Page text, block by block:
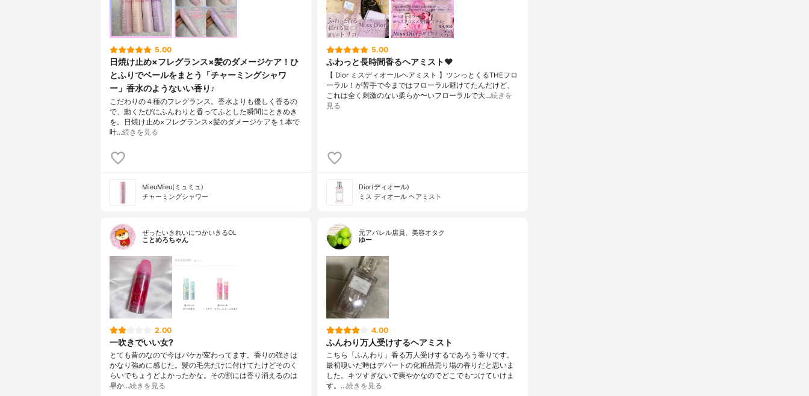
5.00
日焼け止め×フレグランス×髪のダメージケア！ひ
とふりでベールをまとう「チャーミングシャワ
ー」香水のようないい香り♪
こだわりの４種のフレグランス。香水よりも優しく香るの
で、動くたびにふんわりと香ってふとした瞬間にときめき
を。日焼け止め×フレグランス×髪のダメージケアを１本で
叶…続きを見る
MieuMieu(ミュミュ)
チャーミングシャワー
5.00
ふわっと長時間香るヘアミスト❤︎
【 Dior ミスディオールヘアミスト 】ツンっとくるTHEフロ
ーラル！が苦手で今まではフローラル避けてたんだけど、
これは全く刺激のない柔らか〜いフローラルで大…続きを
見る
Dior(ディオール)
ミス ディオール ヘアミスト
ぜったいきれいにつかいきるOL
ことめろちゃん
2.00
一吹きでいい女?
とても昔のなので今はパケが変わってます。香りの強さは
かなり強めに感じた。髪の毛先だけに付けてたけどそのく
らいでちょうどよかったかな。その割には香り消えるのは
早か…続きを見る
元アパレル店員、美容オタク
ゆー
4.00
ふんわり万人受けするヘアミスト
こちら「ふんわり」香る万人受けするであろう香りです。
最初嗅いだ時はデパートの化粧品売り場の香りだと思いま
した。キツすぎないで爽やかなのでどこでもつけていけま
す。…続きを見る